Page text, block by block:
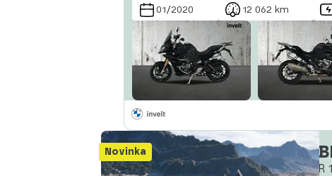
01/2020 12 062 km
Novinka
R